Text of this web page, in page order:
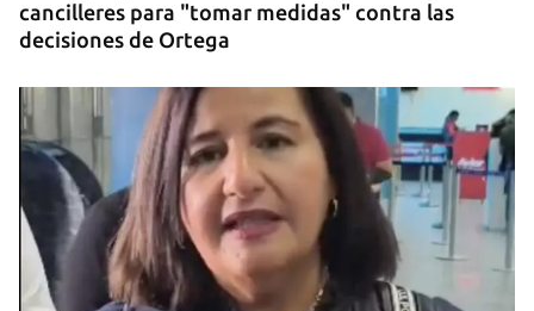
cancilleres para "tomar medidas" contra las
decisiones de Ortega